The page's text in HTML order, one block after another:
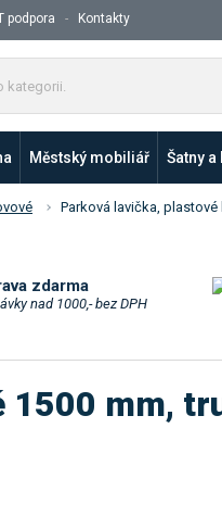
podpora Kontakty
d
j
t
e
d
n
Městský mobiliář Šatny a
Parková lavička,
zdarma
nad 1000,- bez DPH
1500 mm,